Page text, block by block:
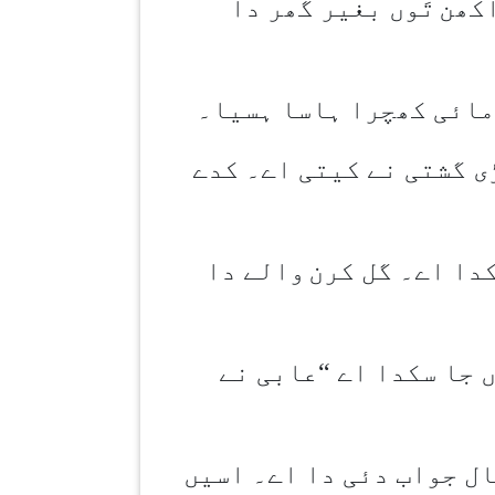
تَوں بغیر گھر دا
مائی کھچرا ہاسا ہسیا۔
گشتی نے کیتی اے۔ کدے
اے۔ گل کرن والے دا
جا سکدا اے “عابی نے
جواب دئی دا اے۔ اسیں